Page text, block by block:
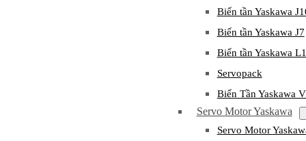
Biến tần Yaskawa
Biến tần Yaskawa J7
Biến tần Yaskawa
Servopack
Biến Tần Yaskawa
Servo Motor Yaskawa
Servo Motor